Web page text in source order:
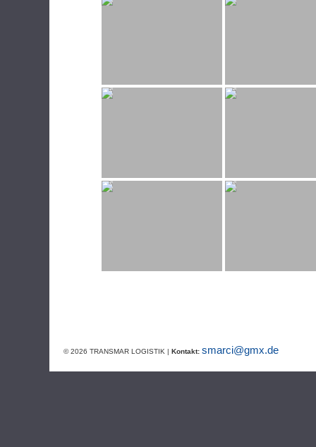
© 2026 TRANSMAR LOGISTIK | Kontakt: smarci@gmx.de